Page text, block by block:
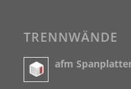
TRENNWÄNDE
afm